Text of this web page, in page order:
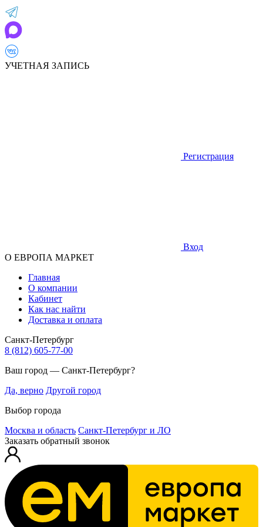
УЧЕТНАЯ ЗАПИСЬ
Регистрация
Вход
О ЕВРОПА МАРКЕТ
Главная
О компании
Кабинет
Как нас найти
Доставка и оплата
Санкт-Петербург
8 (812) 605-77-00
Ваш город — Санкт-Петербург?
Да, верно Другой город
Выбор города
Москва и область Санкт-Петербург и ЛО
Заказать обратный звонок